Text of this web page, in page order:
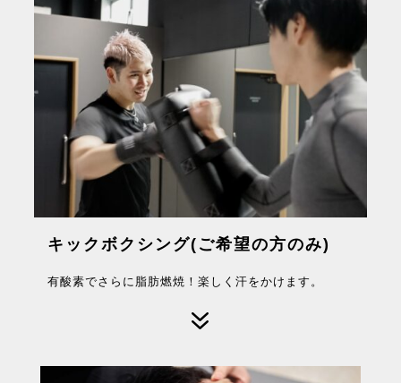
キックボクシング(ご希望の方のみ)
有酸素でさらに脂肪燃焼！楽しく汗をかけます。
7